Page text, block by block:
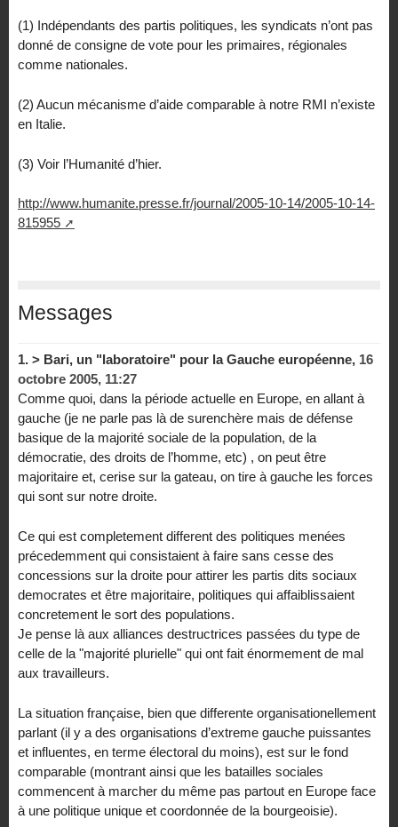
(1) Indépendants des partis politiques, les syndicats n’ont pas
donné de consigne de vote pour les primaires, régionales
comme nationales.
(2) Aucun mécanisme d’aide comparable à notre RMI n’existe
en Italie.
(3) Voir l’Humanité d’hier.
http://www.humanite.presse.fr/journal/2005-10-14/2005-10-14-
815955
Messages
1. > Bari, un "laboratoire" pour la Gauche européenne, 16
octobre 2005, 11:27
Comme quoi, dans la période actuelle en Europe, en allant à
gauche (je ne parle pas là de surenchère mais de défense
basique de la majorité sociale de la population, de la
démocratie, des droits de l’homme, etc) , on peut être
majoritaire et, cerise sur la gateau, on tire à gauche les forces
qui sont sur notre droite.
Ce qui est completement different des politiques menées
précedemment qui consistaient à faire sans cesse des
concessions sur la droite pour attirer les partis dits sociaux
democrates et être majoritaire, politiques qui affaiblissaient
concretement le sort des populations.
Je pense là aux alliances destructrices passées du type de
celle de la "majorité plurielle" qui ont fait énormement de mal
aux travailleurs.
La situation française, bien que differente organisationellement
parlant (il y a des organisations d’extreme gauche puissantes
et influentes, en terme électoral du moins), est sur le fond
comparable (montrant ainsi que les batailles sociales
commencent à marcher du même pas partout en Europe face
à une politique unique et coordonnée de la bourgeoisie).